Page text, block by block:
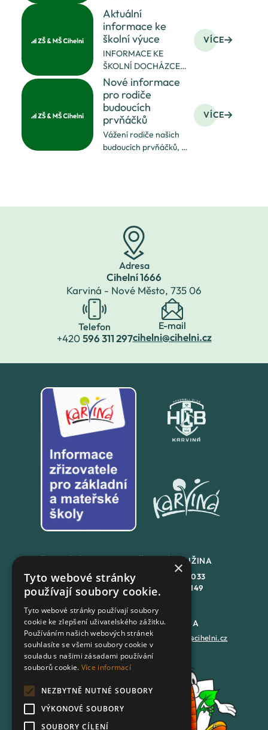
V ÚTERÝ 7.11. 2023!!
Aktuální
informace ke
školní výuce
INFORMACE KE
ŠKOLNÍ DOCHÁZCE
OD 4.1.2021
V pondělí 4.1.2021
nastoupí za přísných
hygienických
podmínek do školy
třídy 1.A, 1.B, 1.C , 2.A a 2.B podle
rozvrhu platného od
VÍCE
Nové informace
pro rodiče
budoucích
prvňáčků
Vážení rodiče našich
budoucích prvňáčků, je
ve velkém počtu na
půdě naší školy (
VÍCE
Adresa
Cihelní 1666
Karviná - Nové Město, 735 06
Telefon
+420596 311 297
E-mail
cihelni@cihelni.cz
+420558 846 032
+420702 167 150
ŠKOLNÍ DRUŽINA
558 846 033
+420
702 167 149
DATOVÁ SCHRÁNKA
7batxeb
PODATELNA
epodatelna@cihelni.cz
YOUTUBE
×
Tyto webové stránky
používají soubory cookie.
Tyto webové stránky používají soubory
cookie ke zlepšení uživatelského zážitku.
Používáním našich webových stránek
souhlasíte se všemi soubory cookie v
souladu s našimi zásadami používání
souborů cookie. Více informací
NEZBYTNĚ NUTNÉ SOUBORY
VÝKONOVÉ SOUBORY
SOUBORY CÍLENÍ